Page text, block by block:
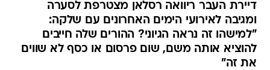
דיירת העבר ריוואה רסלאן מצטרפת לסערה
ומגיבה לאירועי הימים האחרונים עם שלקה:
"למישהו זה נראה הגיוני? ההורים שלה חייבים
להוציא אותה משם, שום פרסום או כסף לא שווים
את זה"